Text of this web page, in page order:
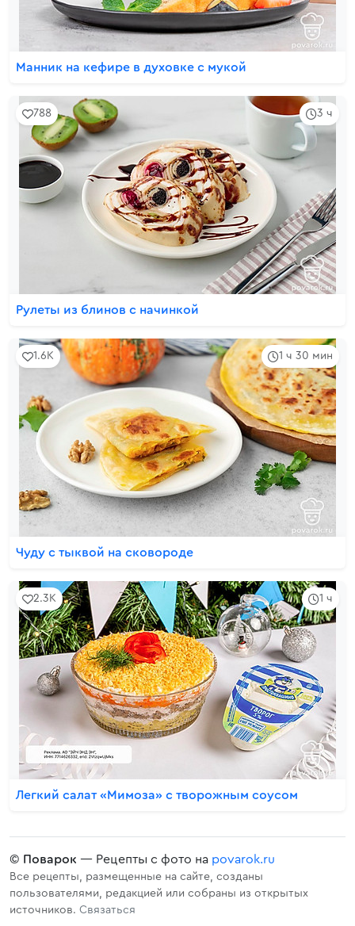
Манник на кефире в духовке с мукой
3 ч
788
Рулеты из блинов с начинкой
1 ч 30 мин
1.6K
Чуду с тыквой на сковороде
1 ч
2.3K
Легкий салат «Мимоза» с творожным соусом
© Поварок — Рецепты с фото на povarok.ru
Все рецепты, размещенные на сайте, созданы
пользователями, редакцией или собраны из открытых
источников. Связаться